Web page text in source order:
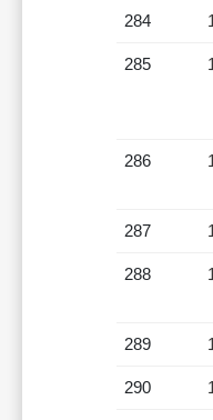
284
285
286
287
288
289
290